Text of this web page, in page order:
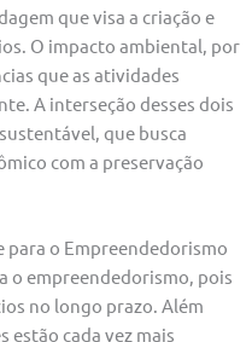
que visa a criação e
O impacto ambiental, por
que as atividades
A interseção desses dois
que busca
com a preservação
o Empreendedorismo
o empreendedorismo, pois
no longo prazo. Além
estão cada vez mais